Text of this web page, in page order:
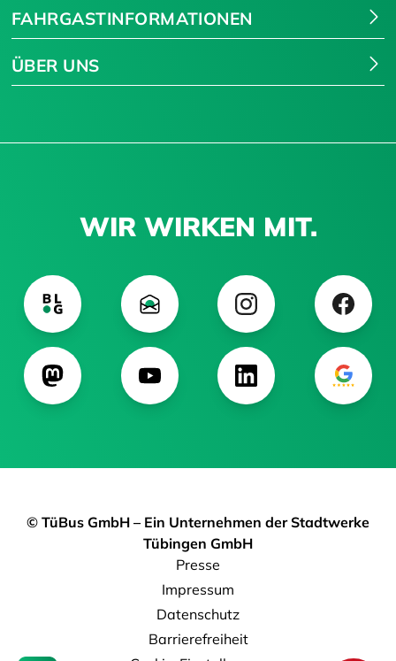
FAHRGASTINFORMATIONEN
ÜBER UNS
WIR WIRKEN MIT.
© TüBus GmbH – Ein Unternehmen der Stadtwerke
Tübingen GmbH
Presse
Impressum
Datenschutz
Barrierefreiheit